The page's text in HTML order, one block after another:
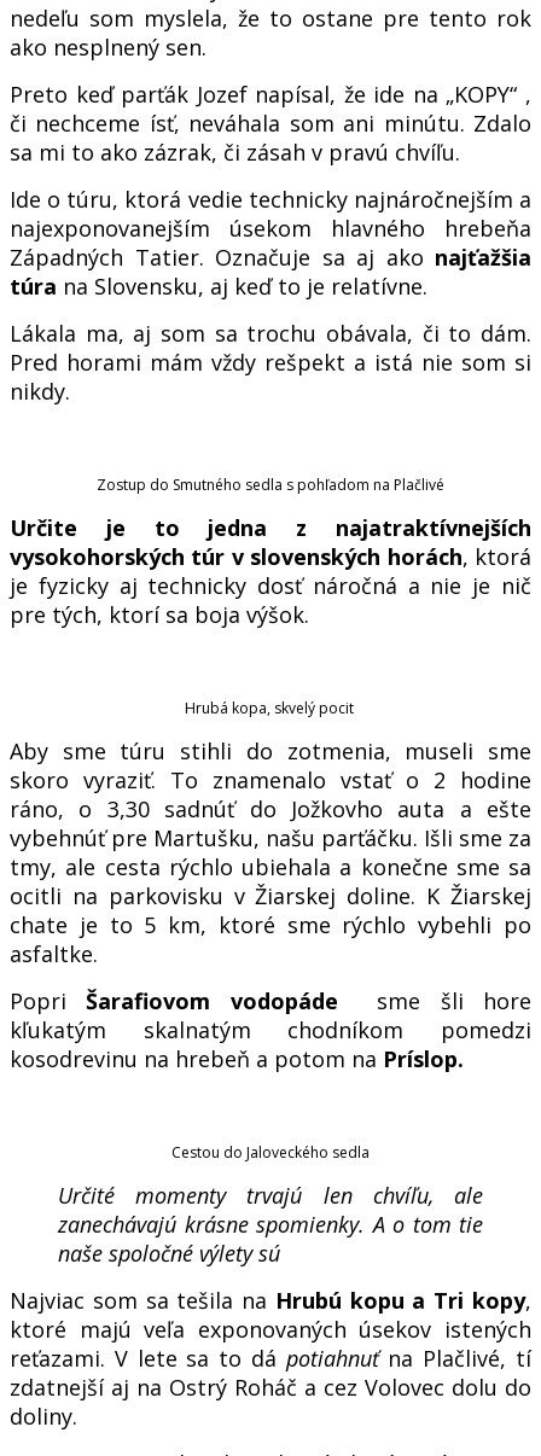
nedeľu som myslela, že to ostane pre tento rok
ako nesplnený sen.
Preto keď parťák Jozef napísal, že ide na „KOPY“ ,
či nechceme ísť, neváhala som ani minútu. Zdalo
sa mi to ako zázrak, či zásah v pravú chvíľu.
Ide o túru, ktorá vedie technicky najnáročnejším a
najexponovanejším úsekom hlavného hrebeňa
Západných Tatier. Označuje sa aj ako najťažšia
túra na Slovensku, aj keď to je relatívne.
Lákala ma, aj som sa trochu obávala, či to dám.
Pred horami mám vždy rešpekt a istá nie som si
nikdy.
Zostup do Smutného sedla s pohľadom na Plačlivé
Určite je to jedna z najatraktívnejších
vysokohorských túr v slovenských horách, ktorá
je fyzicky aj technicky dosť náročná a nie je nič
pre tých, ktorí sa boja výšok.
Hrubá kopa, skvelý pocit
Aby sme túru stihli do zotmenia, museli sme
skoro vyraziť. To znamenalo vstať o 2 hodine
ráno, o 3,30 sadnúť do Jožkovho auta a ešte
vybehnúť pre Martušku, našu parťáčku. Išli sme za
tmy, ale cesta rýchlo ubiehala a konečne sme sa
ocitli na parkovisku v Žiarskej doline. K Žiarskej
chate je to 5 km, ktoré sme rýchlo vybehli po
asfaltke.
Popri Šarafiovom vodopáde
sme šli hore
kľukatým skalnatým chodníkom pomedzi
kosodrevinu na hrebeň a potom na Príslop.
Cestou do Jaloveckého sedla
Určité momenty trvajú len chvíľu, ale
zanechávajú krásne spomienky. A o tom tie
naše spoločné výlety sú
Najviac som sa tešila na Hrubú kopu a Tri kopy,
ktoré majú veľa exponovaných úsekov istených
reťazami. V lete sa to dá potiahnuťna Plačlivé, tí
zdatnejší aj na Ostrý Roháč a cez Volovec dolu do
doliny.